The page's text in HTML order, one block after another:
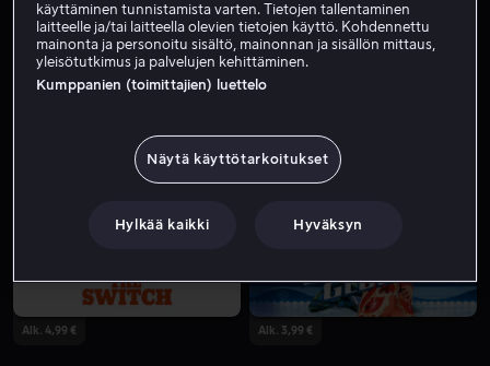
Alk. 4,99 €
Alk. 4,99 € Alk. 3,99 €
käyttäminen tunnistamista varten. Tietojen tallentaminen
laitteelle ja/tai laitteella olevien tietojen käyttö. Kohdennettu
mainonta ja personoitu sisältö, mainonnan ja sisällön mittaus,
yleisötutkimus ja palvelujen kehittäminen.
Kumppanien (toimittajien) luettelo
Näytä käyttötarkoitukset
Hylkää kaikki Hyväksyn